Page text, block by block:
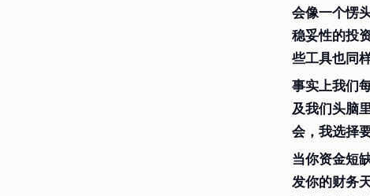
会像一个愣
稳妥性的投
些工具也同
事实上我们
及我们头脑
会，我选择
当你资金短
发你的财务